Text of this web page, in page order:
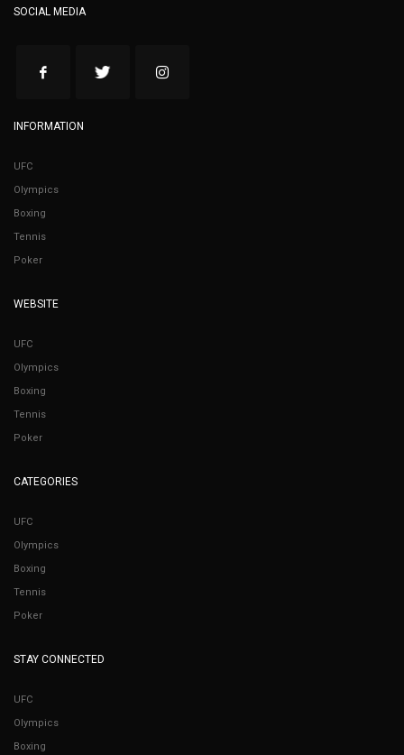
SOCIAL MEDIA
INFORMATION
UFC
Olympics
Boxing
Tennis
Poker
WEBSITE
UFC
Olympics
Boxing
Tennis
Poker
CATEGORIES
UFC
Olympics
Boxing
Tennis
Poker
STAY CONNECTED
UFC
Olympics
Boxing